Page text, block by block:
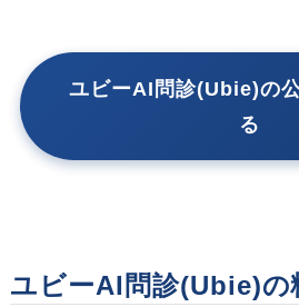
ユビーAI問診(Ubie)の
る
ユビーAI問診(Ubie)の